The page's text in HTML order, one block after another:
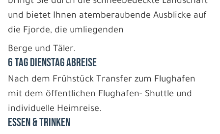
und bietet Ihnen atemberaubende Ausblicke auf
die Fjorde, die umliegenden
Berge und Täler.
6 TAG DIENSTAG ABREISE
Nach dem Frühstück Transfer zum Flughafen
mit dem öffentlichen Flughafen- Shuttle und
individuelle Heimreise.
ESSEN & TRINKEN